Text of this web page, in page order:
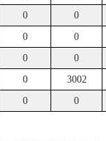
0
0
0
0
0
0
0
3002
0 0